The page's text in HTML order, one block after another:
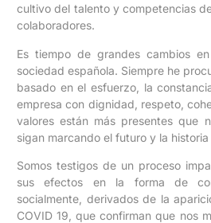
cultivo del talento y competencias
colaboradores.
Es tiempo de grandes cambios
sociedad española. Siempre he
basado en el esfuerzo, la
empresa con dignidad, respeto,
valores están más presentes que
sigan marcando el futuro y la
Somos testigos de un proceso
sus efectos en la forma de
socialmente, derivados de la
COVID 19, que confirman que nos